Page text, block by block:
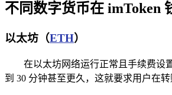
不同数字货币在 imToken
以太坊（ETH）
在以太坊网络运行正常且手续费设
到 30 分钟甚至更久，这就要求用户在